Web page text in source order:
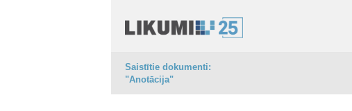
Saistītie dokumenti:
"Anotācija"